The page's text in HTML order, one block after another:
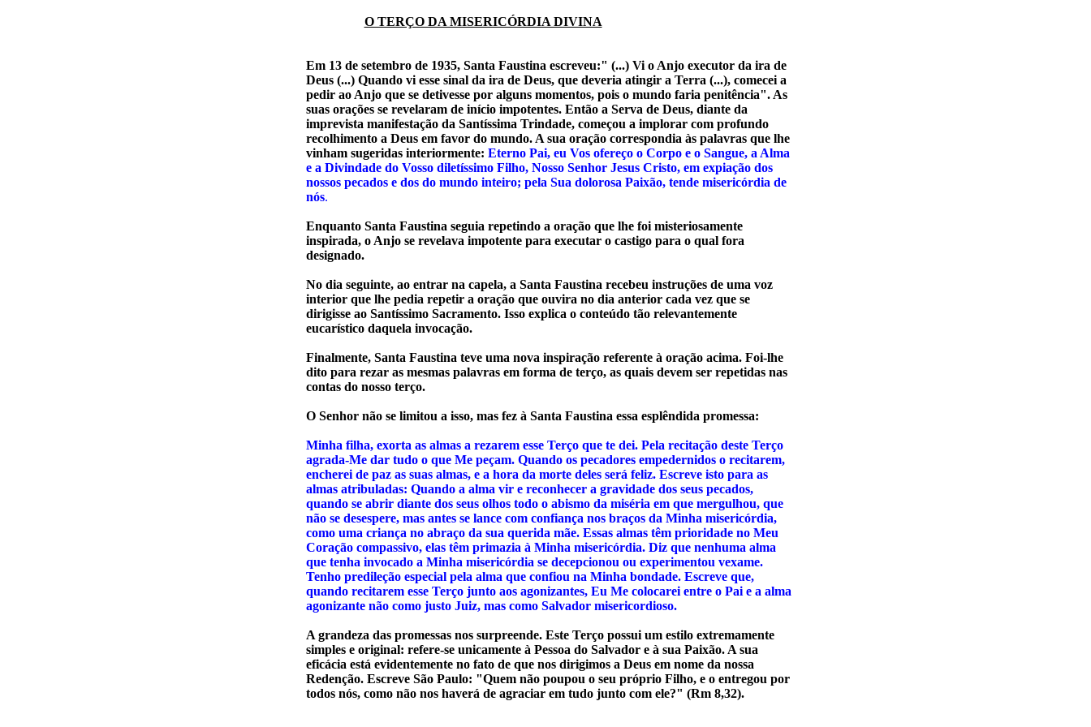
O TERÇO DA MISERICÓRDIA DIVINA
Em 13 de setembro de 1935, Santa Faustina escreveu:" (...) Vi o Anjo executor da ira de
Deus (...) Quando vi esse sinal da ira de Deus, que deveria atingir a Terra (...), comecei a
pedir ao Anjo que se detivesse por alguns momentos, pois o mundo faria penitência". As
suas orações se revelaram de início impotentes. Então a Serva de Deus, diante da
imprevista manifestação da Santíssima Trindade, começou a implorar com profundo
recolhimento a Deus em favor do mundo. A sua oração correspondia às palavras que lhe
vinham sugeridas interiormente: Eterno Pai, eu Vos ofereço o Corpo e o Sangue, a Alma
e a Divindade do Vosso diletíssimo Filho, Nosso Senhor Jesus Cristo, em expiação dos
nossos pecados e dos do mundo inteiro; pela Sua dolorosa Paixão, tende misericórdia de
nós.
Enquanto Santa Faustina seguia repetindo a oração que lhe foi misteriosamente
inspirada, o Anjo se revelava impotente para executar o castigo para o qual fora
designado.
No dia seguinte, ao entrar na capela, a Santa Faustina recebeu instruções de uma voz
interior que lhe pedia repetir a oração que ouvira no dia anterior cada vez que se
dirigisse ao Santíssimo Sacramento. Isso explica o conteúdo tão relevantemente
eucarístico daquela invocação.
Finalmente, Santa Faustina teve uma nova inspiração referente à oração acima. Foi-lhe
dito para rezar as mesmas palavras em forma de terço, as quais devem ser repetidas nas
contas do nosso terço.
O Senhor não se limitou a isso, mas fez à Santa Faustina essa esplêndida promessa:
Minha filha, exorta as almas a rezarem esse Terço que te dei. Pela recitação deste Terço
agrada-Me dar tudo o que Me peçam. Quando os pecadores empedernidos o recitarem,
encherei de paz as suas almas, e a hora da morte deles será feliz. Escreve isto para as
almas atribuladas: Quando a alma vir e reconhecer a gravidade dos seus pecados,
quando se abrir diante dos seus olhos todo o abismo da miséria em que mergulhou, que
não se desespere, mas antes se lance com confiança nos braços da Minha misericórdia,
como uma criança no abraço da sua querida mãe. Essas almas têm prioridade no Meu
Coração compassivo, elas têm primazia à Minha misericórdia. Diz que nenhuma alma
que tenha invocado a Minha misericórdia se decepcionou ou experimentou vexame.
Tenho predileção especial pela alma que confiou na Minha bondade. Escreve que,
quando recitarem esse Terço junto aos agonizantes, Eu Me colocarei entre o Pai e a alma
agonizante não como justo Juiz, mas como Salvador misericordioso.
A grandeza das promessas nos surpreende. Este Terço possui um estilo extremamente
simples e original: refere-se unicamente à Pessoa do Salvador e à sua Paixão. A sua
eficácia está evidentemente no fato de que nos dirigimos a Deus em nome da nossa
Redenção. Escreve São Paulo: "Quem não poupou o seu próprio Filho, e o entregou por
todos nós, como não nos haverá de agraciar em tudo junto com ele?" (Rm 8,32).